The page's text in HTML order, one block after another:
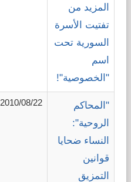
المزيد من
تفتيت الأسرة
السورية تحت
اسم
"الخصوصية"!
"المحاكم
الروحية":
النساء ضحايا
قوانين
التمزيق
2010/08/22